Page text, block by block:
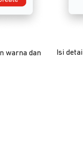
warna dan
Isi